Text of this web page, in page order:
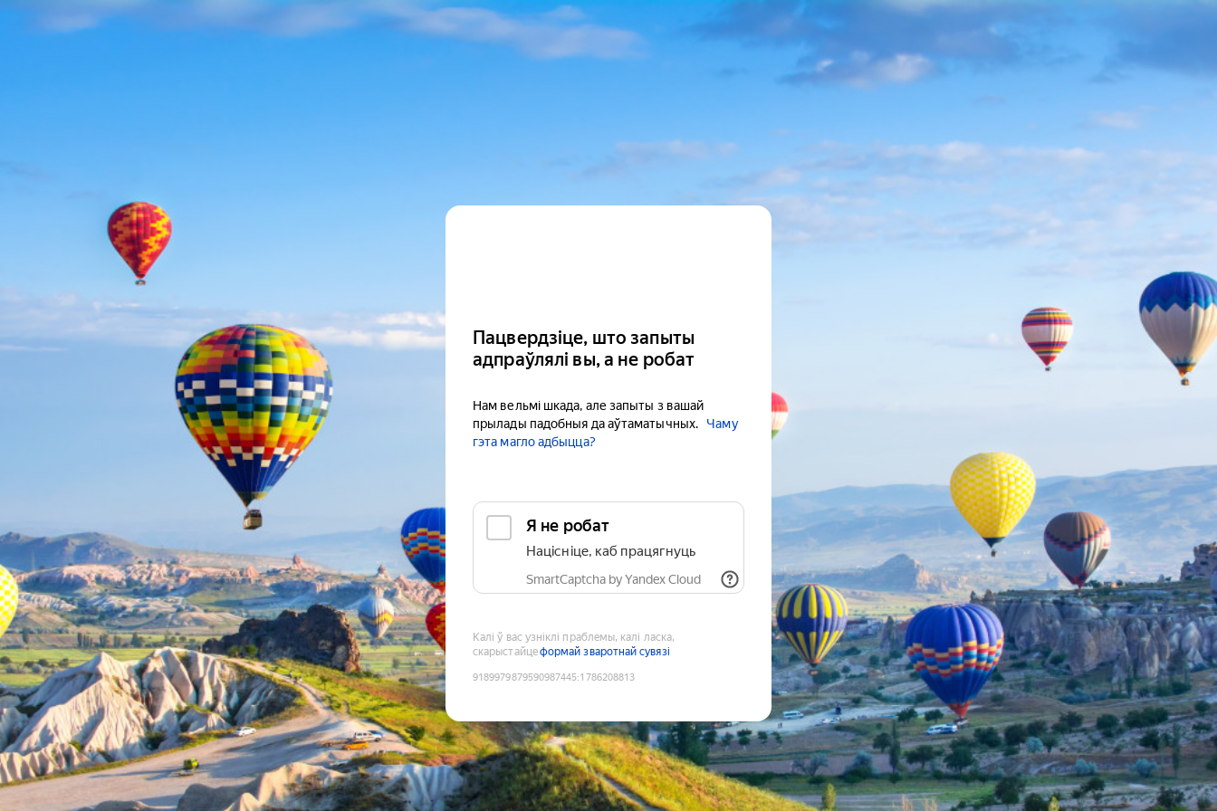
Пацвердзіце, што запыты
адпраўлялі вы, а не робат
Нам вельмі шкада, але запыты з вашай
прылады падобныя да аўтаматычных.
Чаму
гэта магло адбыцца?
Я не робат
Націсніце, каб працягнуць
SmartCaptcha by Yandex Cloud
Калі ў вас узніклі праблемы, калі ласка,
скарыстайцеформай зваротнай сувязі
9189979879590987445:1786208813